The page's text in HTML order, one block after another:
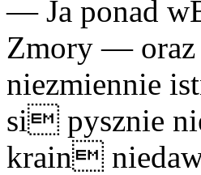
— Ja ponad
Zmory —
niezmiennie
si pysznie
krain